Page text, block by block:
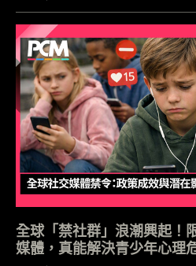
全球「禁社群」浪潮興起！
媒體，真能解決青少年心理